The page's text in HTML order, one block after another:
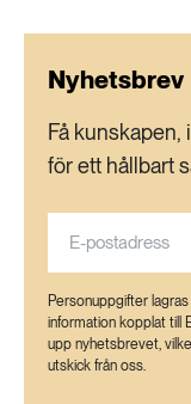
Nyhetsbrev
Få
för ett hållbart
Personuppgifter
information kopplat till
upp nyhetsbrevet,
utskick från oss.